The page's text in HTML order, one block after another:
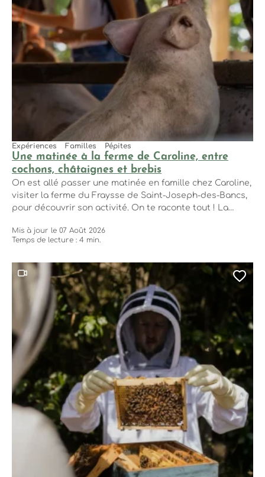
Une matinée à la ferme de Caroline, entre
cochons, châtaignes et brebis
Expériences Familles Pépites
On est allé passer une matinée en famille chez Caroline,
visiter la ferme du Fraysse de Saint-Joseph-des-Bancs,
pour découvrir son activité. On te raconte tout ! La
Repiquet Il est 9h30, un mercredi d’août, et Caroline nous
attend au point de rendez-vous avec ses deux enfants....
Mis à jour le 07 Août 2026
Temps de lecture : 4 min.
Ce contenu contient une vidéo